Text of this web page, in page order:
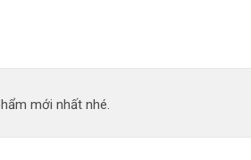
mới nhất nhé.